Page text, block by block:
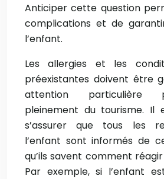
Anticiper cette question
complications et de
l’enfant.
Les allergies et les
préexistantes doivent être
attention particulière
pleinement du tourisme. Il
s’assurer que tous les
l’enfant sont informés de
qu’ils savent comment
Par exemple, si l’enfant